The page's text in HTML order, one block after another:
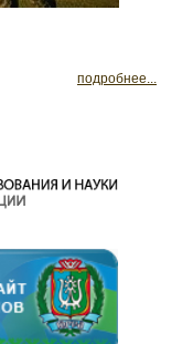
подробнее...